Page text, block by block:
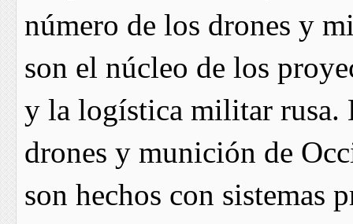
número de los drones y
son el núcleo de los
y la logística militar rusa.
drones y munición de
son hechos con sistemas